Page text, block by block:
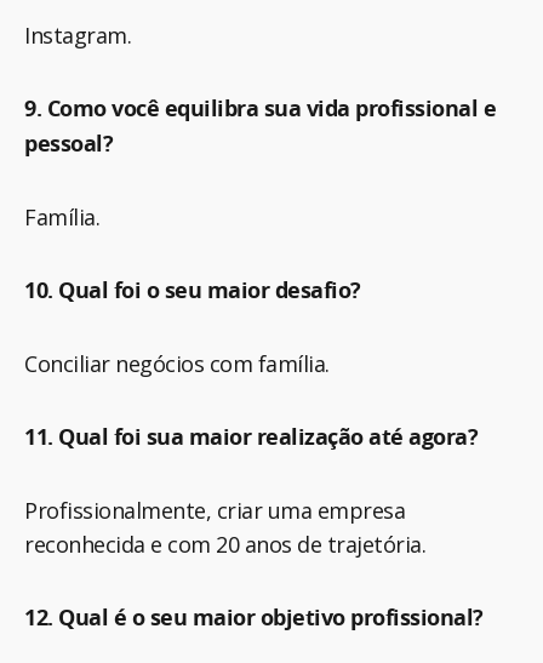
Instagram.
9. Como você equilibra sua vida profissional e
pessoal?
Família.
10. Qual foi o seu maior desafio?
Conciliar negócios com família.
11. Qual foi sua maior realização até agora?
Profissionalmente, criar uma empresa
reconhecida e com 20 anos de trajetória.
12. Qual é o seu maior objetivo profissional?